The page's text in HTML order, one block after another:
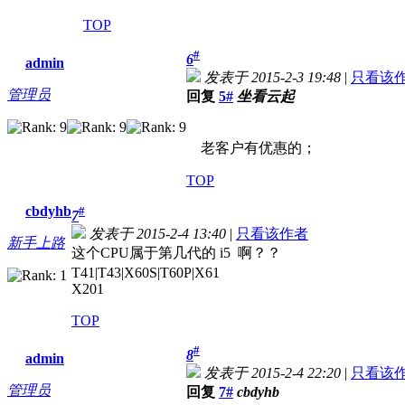
TOP
admin
管理员
6#
发表于 2015-2-3 19:48 | 只看该
回复 5# 坐看云起
老客户有优惠的；
TOP
cbdyhb
新手上路
7#
发表于 2015-2-4 13:40 | 只看该作者
这个CPU属于第几代的 i5 啊？？
T41|T43|X60S|T60P|X61
X201
TOP
admin
管理员
8#
发表于 2015-2-4 22:20 | 只看该
回复 7# cbdyhb